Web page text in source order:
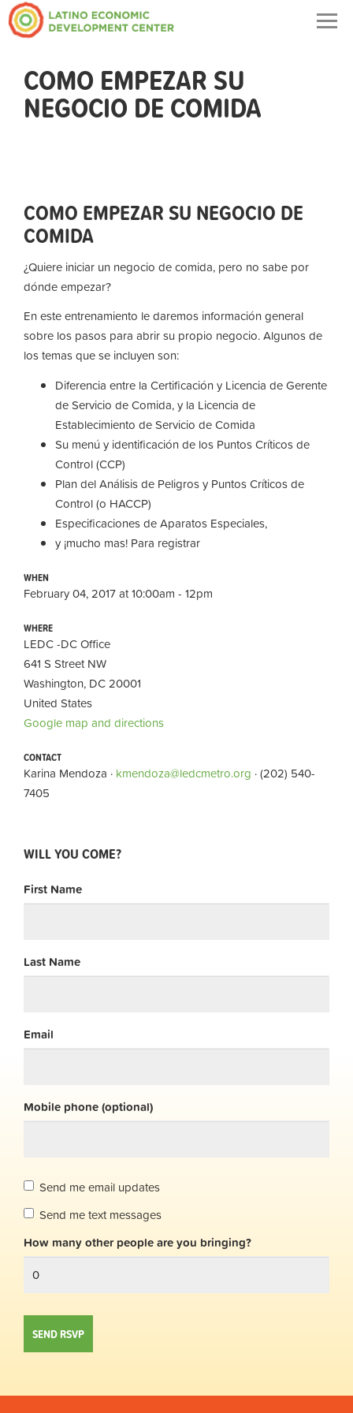
COMO EMPEZAR SU
NEGOCIO DE COMIDA
COMO EMPEZAR SU NEGOCIO DE
COMIDA
¿Quiere iniciar un negocio de comida, pero no sabe por
dónde empezar?
En este entrenamiento le daremos información general
sobre los pasos para abrir su propio negocio. Algunos de
los temas que se incluyen son:
Diferencia entre la Certificación y Licencia de Gerente
de Servicio de Comida, y la Licencia de
Establecimiento de Servicio de Comida
Su menú y identificación de los Puntos Críticos de
Control (CCP)
Plan del Análisis de Peligros y Puntos Críticos de
Control (o HACCP)
Especificaciones de Aparatos Especiales,
y ¡mucho mas! Para registrar
WHEN
February 04, 2017 at 10:00am - 12pm
WHERE
LEDC -DC Office
641 S Street NW
Washington, DC 20001
United States
Google map and directions
CONTACT
Karina Mendoza · kmendoza@ledcmetro.org · (202) 540-
7405
WILL YOU COME?
First Name
Last Name
Email
Mobile phone (optional)
Send me email updates
Send me text messages
How many other people are you bringing?